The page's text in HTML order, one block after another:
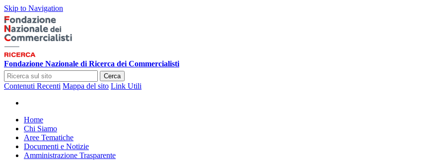
Skip to Navigation
Fondazione Nazionale di Ricerca dei Commercialisti
Cerca
Contenuti Recenti Mappa del sito Link Utili
Home
Chi Siamo
Aree Tematiche
Documenti e Notizie
Amministrazione Trasparente